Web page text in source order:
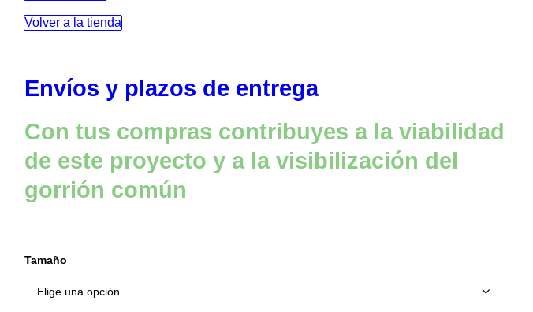
Volver a la tienda
Envíos y plazos de entrega
Con tus compras contribuyes a la viabilidad
de este proyecto y a la visibilización del
gorrión común
Tamaño